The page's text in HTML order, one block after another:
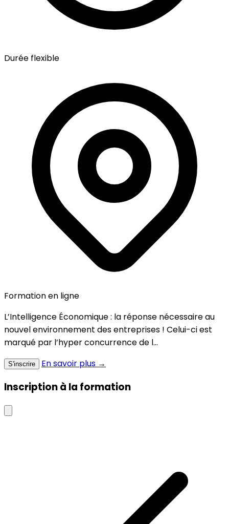
Durée flexible
Formation en ligne
L’Intelligence Économique : la réponse nécessaire au
nouvel environnement des entreprises ! Celui-ci est
marqué par l’hyper concurrence de l...
S'inscrire En savoir plus →
Inscription à la formation